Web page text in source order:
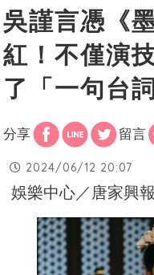
吳謹言憑《
紅！不僅演
了「一句台詞
分享 留言
2024/06/12 20:07
娛樂中心／唐家興